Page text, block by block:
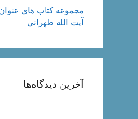
مجموعه کتاب های
آیت الله طهرانی
آخرین دیدگاه‌ها